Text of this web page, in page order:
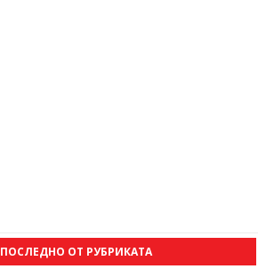
ПОСЛЕДНО ОТ РУБРИКАТА